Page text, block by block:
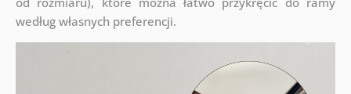
według własnych preferencji.